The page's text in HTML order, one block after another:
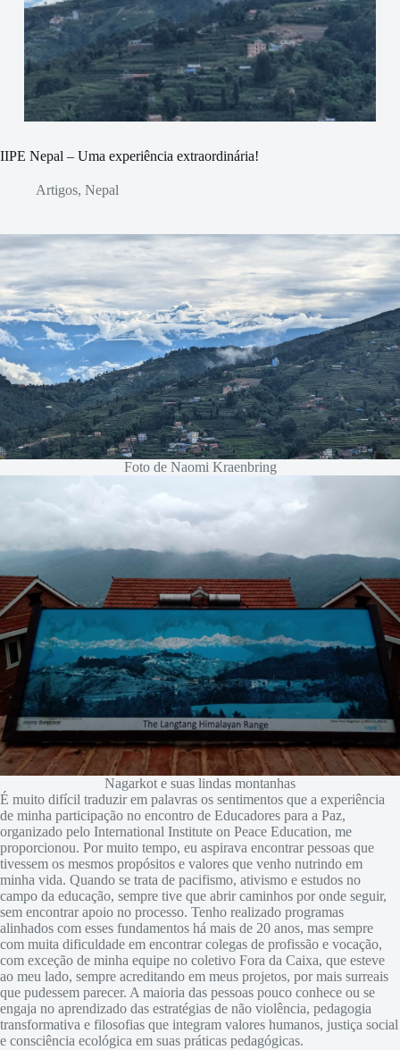
IIPE Nepal – Uma experiência extraordinária!
Artigos, Nepal
Foto de Naomi Kraenbring
Nagarkot e suas lindas montanhas
É muito difícil traduzir em palavras os sentimentos que a experiência
de minha participação no encontro de Educadores para a Paz,
organizado pelo International Institute on Peace Education, me
proporcionou. Por muito tempo, eu aspirava encontrar pessoas que
tivessem os mesmos propósitos e valores que venho nutrindo em
minha vida. Quando se trata de pacifismo, ativismo e estudos no
campo da educação, sempre tive que abrir caminhos por onde seguir,
sem encontrar apoio no processo. Tenho realizado programas
alinhados com esses fundamentos há mais de 20 anos, mas sempre
com muita dificuldade em encontrar colegas de profissão e vocação,
com exceção de minha equipe no coletivo Fora da Caixa, que esteve
ao meu lado, sempre acreditando em meus projetos, por mais surreais
que pudessem parecer. A maioria das pessoas pouco conhece ou se
engaja no aprendizado das estratégias de não violência, pedagogia
transformativa e filosofias que integram valores humanos, justiça social
e consciência ecológica em suas práticas pedagógicas.